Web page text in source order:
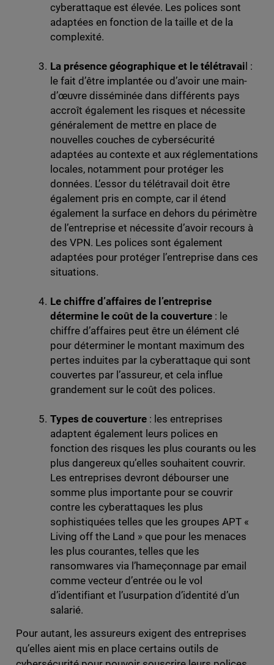
cyberattaque est élevée. Les polices sont
adaptées en fonction de la taille et de la
complexité.
La présence géographique et le télétravai l :
le fait d’être implantée ou d’avoir une main-
d’œuvre disséminée dans différents pays
accroît également les risques et nécessite
généralement de mettre en place de
nouvelles couches de cybersécurité
adaptées au contexte et aux réglementations
locales, notamment pour protéger les
données. L’essor du télétravail doit être
également pris en compte, car il étend
également la surface en dehors du périmètre
de l’entreprise et nécessite d’avoir recours à
des VPN. Les polices sont également
adaptées pour protéger l’entreprise dans ces
situations.
Le chiffre d’affaires de l’entreprise
détermine le coût de la couverture : le
chiffre d’affaires peut être un élément clé
pour déterminer le montant maximum des
pertes induites par la cyberattaque qui sont
couvertes par l’assureur, et cela influe
grandement sur le coût des polices.
Types de couverture: les entreprises
adaptent également leurs polices en
fonction des risques les plus courants ou les
plus dangereux qu’elles souhaitent couvrir.
Les entreprises devront débourser une
somme plus importante pour se couvrir
contre les cyberattaques les plus
sophistiquées telles que les groupes APT «
Living off the Land » que pour les menaces
les plus courantes, telles que les
ransomwares via l’hameçonnage par email
comme vecteur d’entrée ou le vol
d’identifiant et l’usurpation d’identité d’un
salarié.
Pour autant, les assureurs exigent des entreprises
qu’elles aient mis en place certains outils de